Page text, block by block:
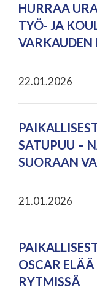
HURRAA
TYÖ- JA
VARKAUDEN
22.01.2026
SATUPUU –
SUORAAN
21.01.2026
OSCAR
RYTMISSÄ